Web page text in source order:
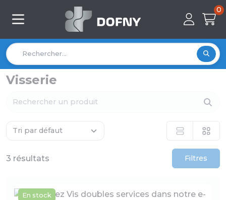
0
Visserie
3 résultats Filtres
En stock